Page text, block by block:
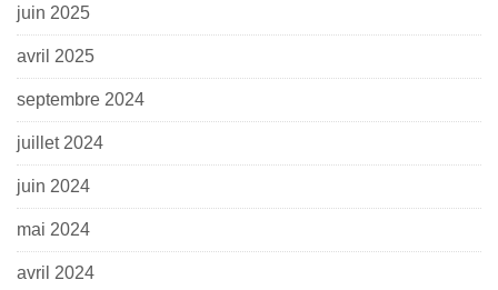
juin 2025
avril 2025
septembre 2024
juillet 2024
juin 2024
mai 2024
avril 2024